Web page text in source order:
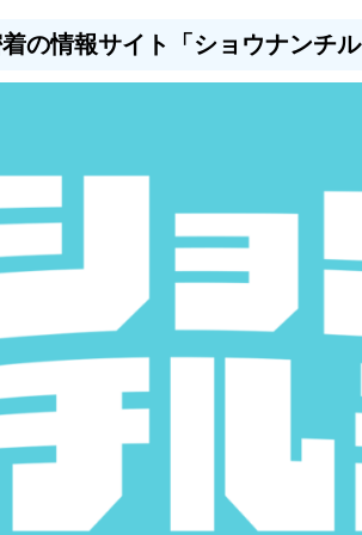
の情報サイト「ショウナンチ